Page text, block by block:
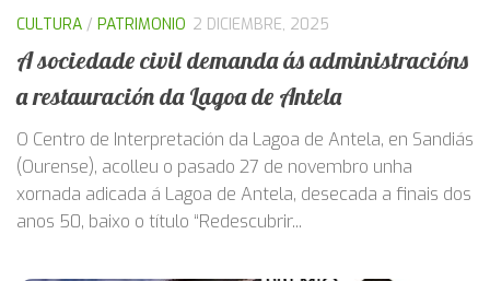
CULTURA / PATRIMONIO 2 DICIEMBRE, 2025
A sociedade civil demanda ás administracións
a restauración da Lagoa de Antela
O Centro de Interpretación da Lagoa de Antela, en Sandiás
(Ourense), acolleu o pasado 27 de novembro unha
xornada adicada á Lagoa de Antela, desecada a finais dos
anos 50, baixo o título “Redescubrir...